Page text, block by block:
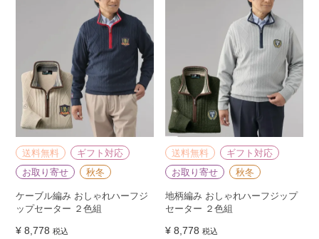
送料無料
ギフト対応
お取り寄せ
秋冬
ケーブル編み おしゃれハーフジ
ップセーター ２色組
¥ 8,778 税込
送料無料
ギフト対応
お取り寄せ
秋冬
地柄編み おしゃれハーフジップ
セーター ２色組
¥ 8,778 税込